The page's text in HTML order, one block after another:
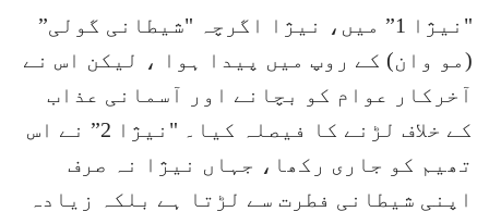
"نیژا 1” میں، نیژا اگرچہ "شیطانی گولی”
(مو وان) کے روپ میں پیدا ہوا ، لیکن اس نے
آخرکار عوام کو بچانے اور آسمانی عذاب
کے خلاف لڑنے کا فیصلہ کیا۔ "نیژا 2” نے اس
تھیم کو جاری رکھا، جہاں نیژا نہ صرف
اپنی شیطانی فطرت سے لڑتا ہے بلکہ زیادہ